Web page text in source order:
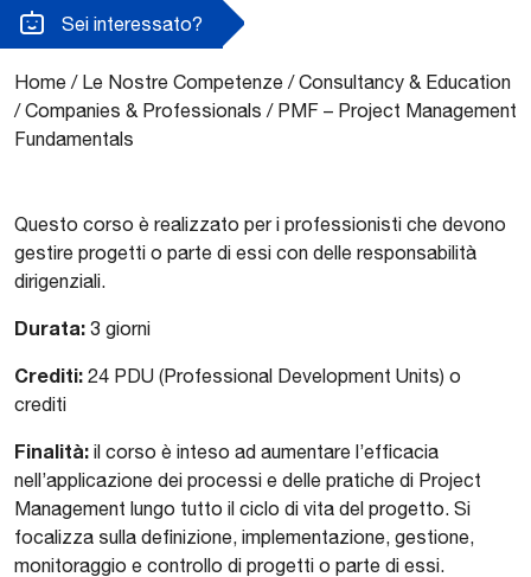
Sei interessato?
Home / Le Nostre Competenze /Consultancy & Education
/Companies & Professionals / PMF – Project Management
Fundamentals
Questo corso è realizzato per i professionisti che devono
gestire progetti o parte di essi con delle responsabilità
dirigenziali.
Durata: 3 giorni
Crediti: 24 PDU (Professional Development Units) o
crediti
Finalità: il corso è inteso ad aumentare l’efficacia
nell’applicazione dei processi e delle pratiche di Project
Management lungo tutto il ciclo di vita del progetto. Si
focalizza sulla definizione, implementazione, gestione,
monitoraggio e controllo di progetti o parte di essi.